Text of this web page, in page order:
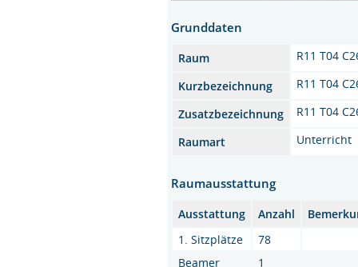
Grunddaten
Raum
R11 T04
Kurzbezeichnung
R11 T04
Zusatzbezeichnung
R11 T04
Raumart
Unterricht
Raumausstattung
Ausstattung Anzahl
1. Sitzplätze
78
Beamer
1